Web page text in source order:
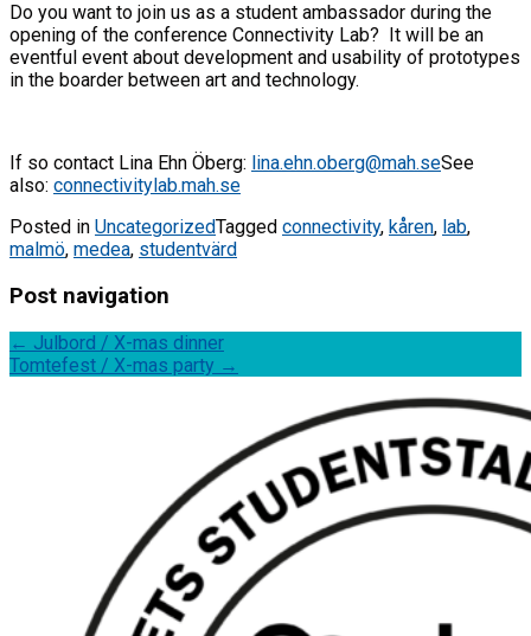
Do you want to join us as a student ambassador during the
opening of the conference Connectivity Lab? It will be an
eventful event about development and usability of prototypes
in the boarder between art and technology.
If so contact Lina Ehn Öberg: lina.ehn.oberg@mah.seSee
also: connectivitylab.mah.se
Posted in UncategorizedTagged connectivity, kåren, lab,
malmö, medea, studentvärd
Post navigation
← Julbord / X-mas dinner
Tomtefest / X-mas party →